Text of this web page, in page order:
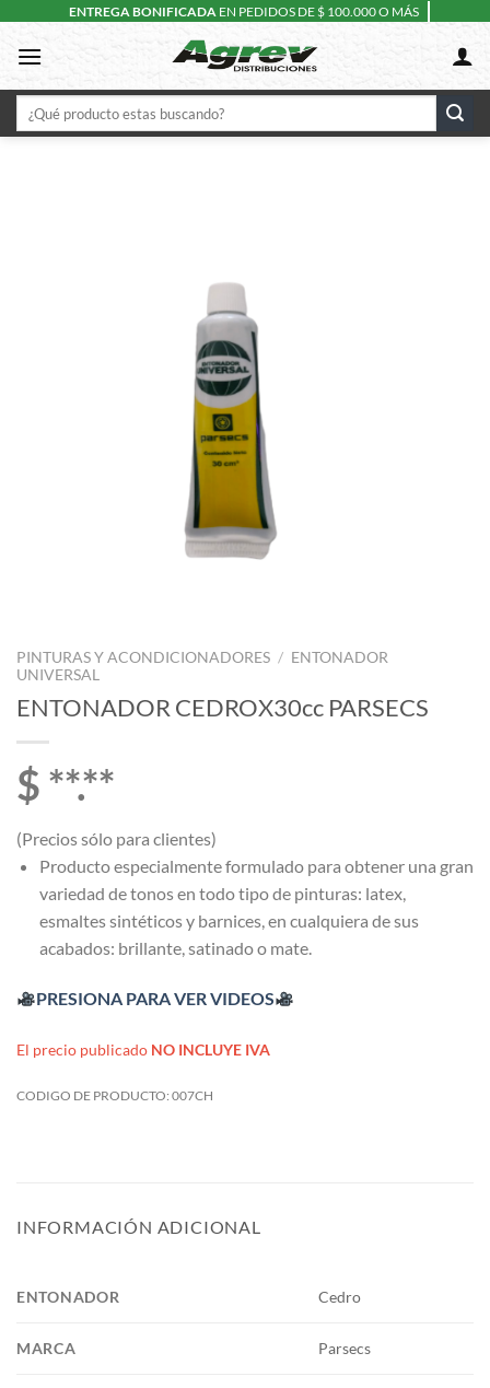
content
ENTREGA BONIFICADA EN PEDIDOS DE $ 100.000 O MÁS
Buscar
por:
PINTURAS Y ACONDICIONADORES / ENTONADOR
UNIVERSAL
ENTONADOR CEDROX30cc PARSECS
$ **.**
(Precios sólo para clientes)
Producto especialmente formulado para obtener una gran
variedad de tonos en todo tipo de pinturas: latex,
esmaltes sintéticos y barnices, en cualquiera de sus
acabados: brillante, satinado o mate.
PRESIONA PARA VER VIDEOS
El precio publicado NO INCLUYE IVA
CODIGO DE PRODUCTO: 007CH
INFORMACIÓN ADICIONAL
ENTONADOR Cedro
MARCA Parsecs